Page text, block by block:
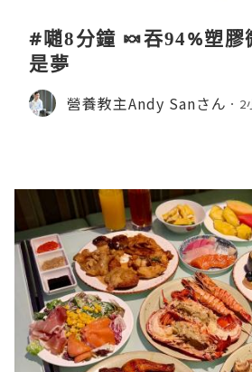
#𡁻8分鐘 🍬吞94%塑膠
是夢
營養教主Andy Sanさん 2